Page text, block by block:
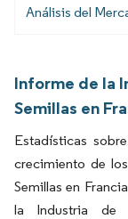
Análisis del
Informe de la
Semillas en
Estadísticas
crecimiento de
Semillas en
la Industria de